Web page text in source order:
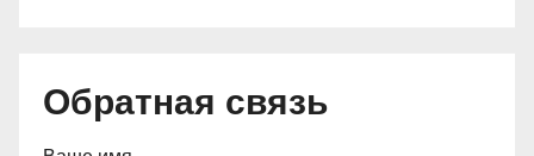
Обратная связь